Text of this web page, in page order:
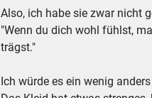
Also, ich habe sie zwar nicht
"Wenn du dich wohl fühlst,
trägst."
Ich würde es ein wenig